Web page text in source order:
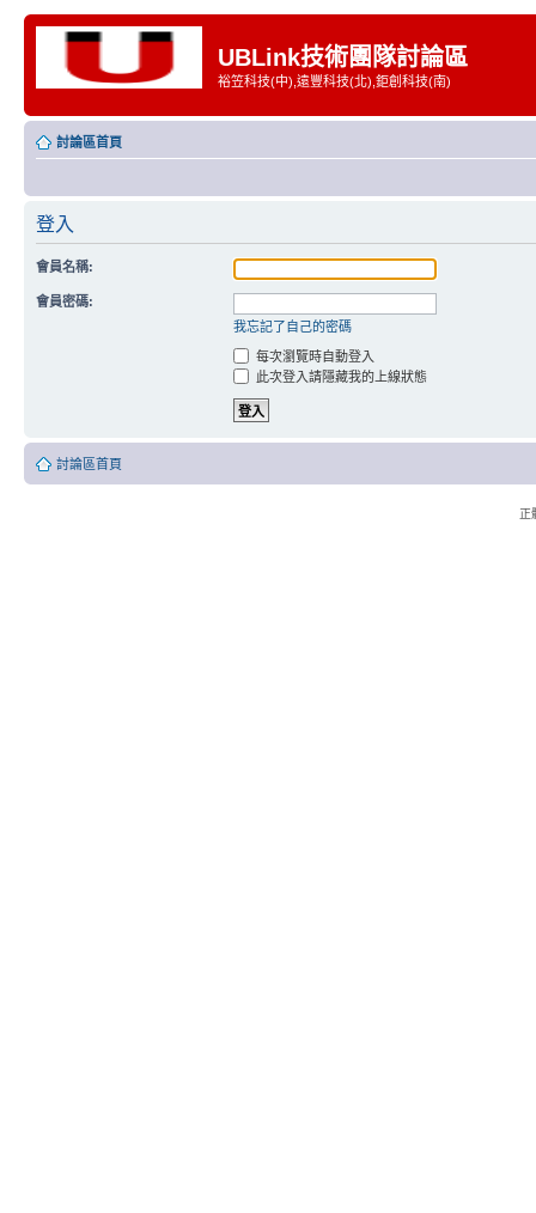
UBLink技術團隊討論區
裕笠科技(中),遠豐科技(北),鉅創科技(南)
討論區首頁
登入
會員名稱:
會員密碼:
我忘記了自己的密碼
每次瀏覽時自動登入
此次登入請隱藏我的上線狀態
討論區首頁
正